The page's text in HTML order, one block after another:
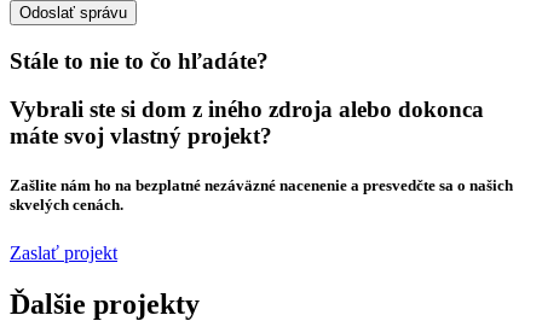
Odoslať správu
Stále to nie to čo hľadáte?
Vybrali ste si dom z iného zdroja alebo dokonca
máte svoj vlastný projekt?
Zašlite nám ho na bezplatné nezáväzné nacenenie a presvedčte sa o našich
skvelých cenách.
Zaslať projekt
Ďalšie projekty